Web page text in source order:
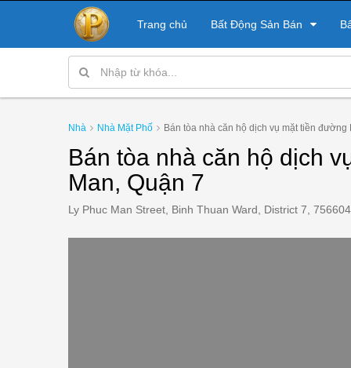
Trang chủ Bất Động Sản Bán
Nhà Nhà Mặt Phố Bán tòa nhà căn hộ dịch vụ mặt tiền đường
Bán tòa nhà căn hộ dịch
Man, Quận 7
Ly Phuc Man Street, Binh Thuan Ward, District 7,